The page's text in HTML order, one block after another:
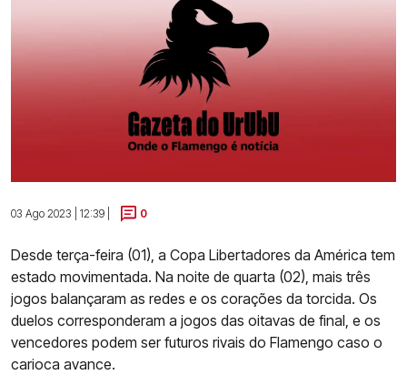
03 Ago 2023 | 12:39 | 0
Desde terça-feira (01), a Copa Libertadores da América tem
estado movimentada. Na noite de quarta (02), mais três
jogos balançaram as redes e os corações da torcida. Os
duelos corresponderam a jogos das oitavas de final, e os
vencedores podem ser futuros rivais do Flamengo caso o
carioca avance.